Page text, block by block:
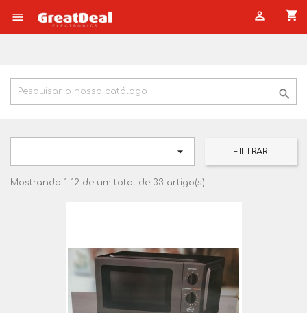
 shopping_cart


 FILTRAR
Mostrando 1-12 de um total de 33 artigo(s)